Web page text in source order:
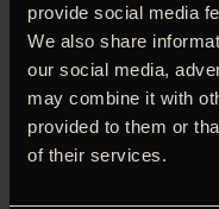
provide social media
We also share
our social media,
may combine it with
provided to them or
of their services.
Hvis Ole Lund
ungdomsfilm, ville den
underspillede
– og gør det med en
som man skal lede
fanget i en kvabset
hjælper heller ikke